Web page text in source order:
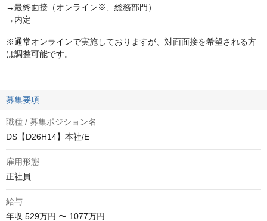
→最終面接（オンライン※、総務部門）
→内定
※通常オンラインで実施しておりますが、対面面接を希望される方
は調整可能です。
募集要項
職種 / 募集ポジション名
DS【D26H14】本社/E
雇用形態
正社員
給与
年収 529万円 〜 1077万円